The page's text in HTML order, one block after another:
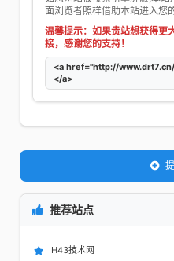
面浏览者照样借助本站进入您
温馨提示：如果贵站想获得更
接，感谢您的支持！
<a href="http://
</a>
推荐站点
H43技术网